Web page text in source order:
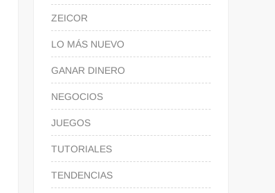
ZEICOR
LO MÁS NUEVO
GANAR DINERO
NEGOCIOS
JUEGOS
TUTORIALES
TENDENCIAS